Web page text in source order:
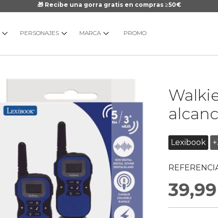
🎁 Recibe una gorra gratis en compras ≥50€
PERSONAJES MARCA PROMO
Lexibook
galería
imágenes